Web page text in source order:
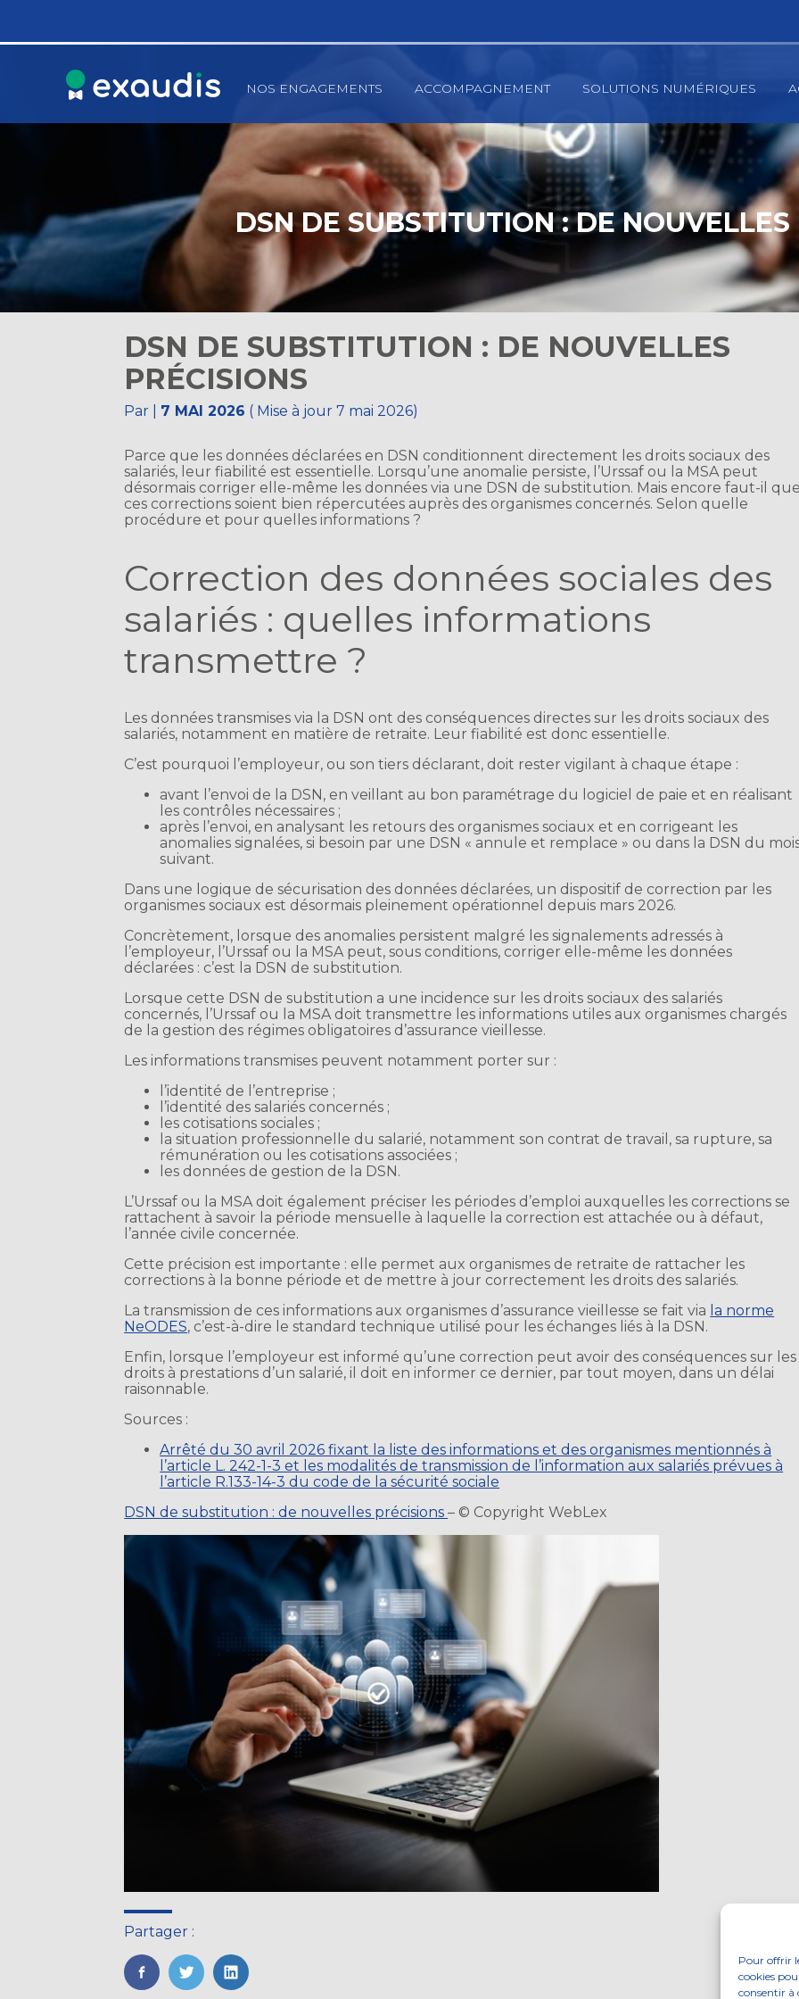
Pour offrir
cookies
consentir à
au
Principal
NOS ENGAGEMENTS ACCOMPAGNEMENT SOLUTIONS NUMÉRIQUES
DSN DE SUBSTITUTION : DE NOUVELLES
DSN DE SUBSTITUTION : DE NOUVELLES
PRÉCISIONS
Par 7 MAI 2026 ( Mise à jour 7 mai 2026)
Parce que les données déclarées en DSN conditionnent directement les droits sociaux des
salariés, leur fiabilité est essentielle. Lorsqu’une anomalie persiste, l’Urssaf ou la MSA peut
désormais corriger elle-même les données via une DSN de substitution. Mais encore faut-il
ces corrections soient bien répercutées auprès des organismes concernés. Selon quelle
procédure et pour quelles informations ?
Correction des données sociales des
salariés : quelles informations
transmettre ?
Les données transmises via la DSN ont des conséquences directes sur les droits sociaux des
salariés, notamment en matière de retraite. Leur fiabilité est donc essentielle.
C’est pourquoi l’employeur, ou son tiers déclarant, doit rester vigilant à chaque étape :
avant l’envoi de la DSN, en veillant au bon paramétrage du logiciel de paie et en réalisant
les contrôles nécessaires ;
après l’envoi, en analysant les retours des organismes sociaux et en corrigeant les
anomalies signalées, si besoin par une DSN « annule et remplace » ou dans la DSN du
suivant.
Dans une logique de sécurisation des données déclarées, un dispositif de correction par les
organismes sociaux est désormais pleinement opérationnel depuis mars 2026.
Concrètement, lorsque des anomalies persistent malgré les signalements adressés à
l’employeur, l’Urssaf ou la MSA peut, sous conditions, corriger elle-même les données
déclarées : c’est la DSN de substitution.
Lorsque cette DSN de substitution a une incidence sur les droits sociaux des salariés
concernés, l’Urssaf ou la MSA doit transmettre les informations utiles aux organismes chargés
de la gestion des régimes obligatoires d’assurance vieillesse.
Les informations transmises peuvent notamment porter sur :
l’identité de l’entreprise ;
l’identité des salariés concernés ;
les cotisations sociales ;
la situation professionnelle du salarié, notamment son contrat de travail, sa rupture, sa
rémunération ou les cotisations associées ;
les données de gestion de la DSN.
L’Urssaf ou la MSA doit également préciser les périodes d’emploi auxquelles les corrections se
rattachent à savoir la période mensuelle à laquelle la correction est attachée ou à défaut,
l’année civile concernée.
Cette précision est importante : elle permet aux organismes de retraite de rattacher les
corrections à la bonne période et de mettre à jour correctement les droits des salariés.
La transmission de ces informations aux organismes d’assurance vieillesse se fait via la norme
NeODES, c’est-à-dire le standard technique utilisé pour les échanges liés à la DSN.
Enfin, lorsque l’employeur est informé qu’une correction peut avoir des conséquences sur les
droits à prestations d’un salarié, il doit en informer ce dernier, par tout moyen, dans un délai
raisonnable.
Sources :
Arrêté du 30 avril 2026 fixant la liste des informations et des organismes mentionnés à
l’article L. 242-1-3 et les modalités de transmission de l’information aux salariés prévues à
l’article R.133-14-3 du code de la sécurité sociale
DSN de substitution : de nouvelles précisions– © Copyright WebLex
Partager :
FaceBook
TwitterLinkedIn